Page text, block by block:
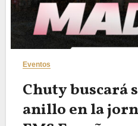
Eventos
Chuty buscará
anillo en la